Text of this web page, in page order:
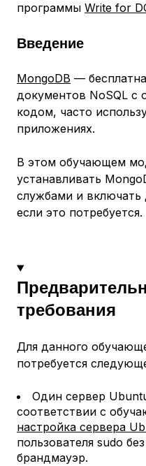
программы Write for
Введение
MongoDB —
документов NoSQL
кодом, часто
приложениях.
В этом обучающем
устанавливать
службами и
если это потребуется.
требования
Для данного
потребуется
Один сервер
соответствии с
настройка сервера
пользователя sudo
брандмауэр.